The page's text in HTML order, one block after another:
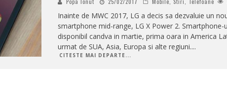
Inainte de MWC 2017, LG a decis sa dezvaluie un
smartphone mid-range, LG X Power 2. Smartphone-
disponibil candva in martie, prima oara in America
urmat de SUA, Asia, Europa si alte regiuni....
CITESTE MAI DEPARTE...